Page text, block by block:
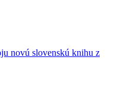
novú slovenskú knihu z